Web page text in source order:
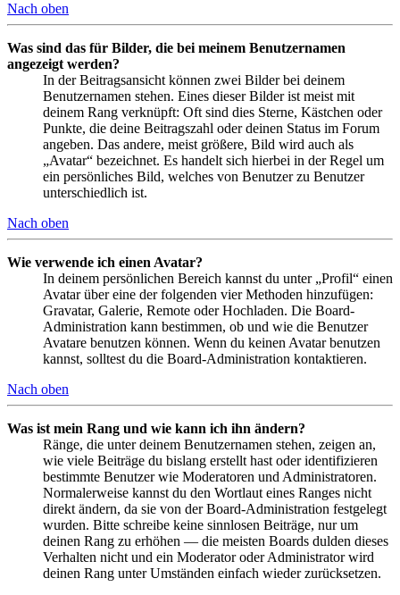
Nach oben
Was sind das für Bilder, die bei meinem Benutzernamen
angezeigt werden?
In der Beitragsansicht können zwei Bilder bei deinem
Benutzernamen stehen. Eines dieser Bilder ist meist mit
deinem Rang verknüpft: Oft sind dies Sterne, Kästchen oder
Punkte, die deine Beitragszahl oder deinen Status im Forum
angeben. Das andere, meist größere, Bild wird auch als
„Avatar“ bezeichnet. Es handelt sich hierbei in der Regel um
ein persönliches Bild, welches von Benutzer zu Benutzer
unterschiedlich ist.
Nach oben
Wie verwende ich einen Avatar?
In deinem persönlichen Bereich kannst du unter „Profil“ einen
Avatar über eine der folgenden vier Methoden hinzufügen:
Gravatar, Galerie, Remote oder Hochladen. Die Board-
Administration kann bestimmen, ob und wie die Benutzer
Avatare benutzen können. Wenn du keinen Avatar benutzen
kannst, solltest du die Board-Administration kontaktieren.
Nach oben
Was ist mein Rang und wie kann ich ihn ändern?
Ränge, die unter deinem Benutzernamen stehen, zeigen an,
wie viele Beiträge du bislang erstellt hast oder identifizieren
bestimmte Benutzer wie Moderatoren und Administratoren.
Normalerweise kannst du den Wortlaut eines Ranges nicht
direkt ändern, da sie von der Board-Administration festgelegt
wurden. Bitte schreibe keine sinnlosen Beiträge, nur um
deinen Rang zu erhöhen — die meisten Boards dulden dieses
Verhalten nicht und ein Moderator oder Administrator wird
deinen Rang unter Umständen einfach wieder zurücksetzen.